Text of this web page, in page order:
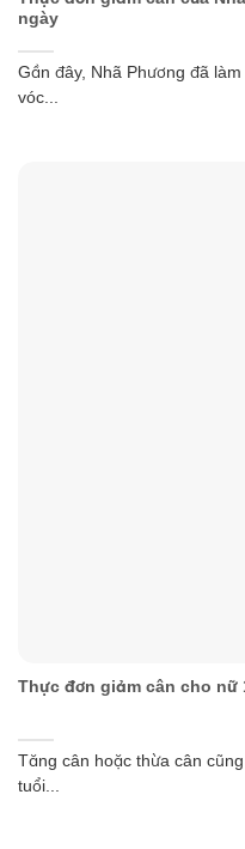
ngày
Gần đây, Nhã Phương đã
vóc...
Thực đơn giảm cân cho nữ
Tăng cân hoặc thừa cân
tuổi...